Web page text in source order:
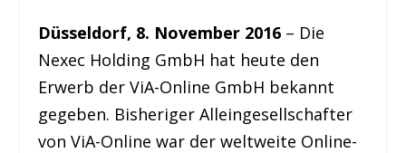
Düsseldorf, 8. November 2016 – Die
Nexec Holding GmbH hat heute den
Erwerb der ViA-Online GmbH bekannt
gegeben. Bisheriger Alleingesellschafter
von ViA-Online war der weltweite Online-